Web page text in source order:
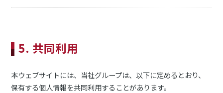
5. 共同利用
本ウェブサイトには、当社グループは、以下に定めるとおり、
保有する個人情報を共同利用することがあります。